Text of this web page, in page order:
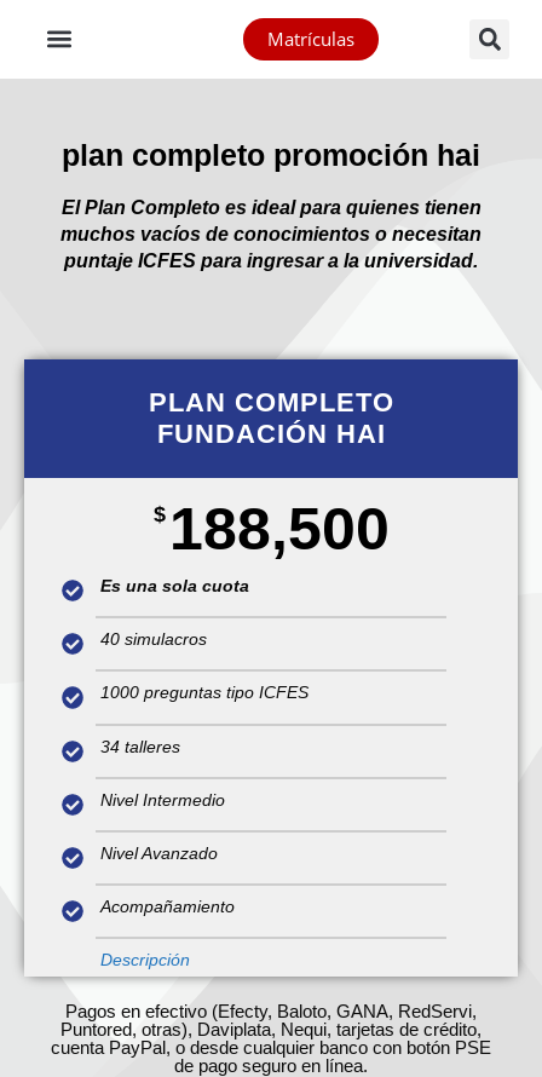
Matrículas
plan completo promoción hai
El Plan Completo es ideal para quienes tienen
muchos vacíos de conocimientos o necesitan
puntaje ICFES para ingresar a la universidad.
PLAN COMPLETO
FUNDACIÓN HAI
$ 188,500
Es una sola cuota
40 simulacros
1000 preguntas tipo ICFES
34 talleres
Nivel Intermedio
Nivel Avanzado
Acompañamiento
Descripción
Pagos en efectivo (Efecty, Baloto, GANA, RedServi,
Puntored, otras), Daviplata, Nequi, tarjetas de crédito,
cuenta PayPal, o desde cualquier banco con botón PSE
de pago seguro en línea.